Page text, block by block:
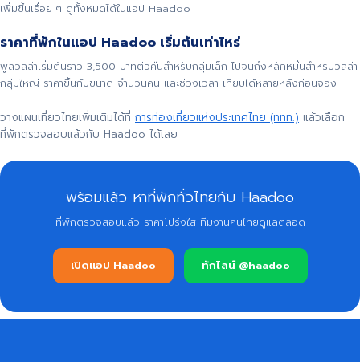
เพิ่มขึ้นเรื่อย ๆ ดูทั้งหมดได้ในแอป Haadoo
ราคาที่พักในแอป Haadoo เริ่มต้นเท่าไหร่
พูลวิลล่าเริ่มต้นราว 3,500 บาทต่อคืนสำหรับกลุ่มเล็ก ไปจนถึงหลักหมื่นสำหรับวิลล่า
กลุ่มใหญ่ ราคาขึ้นกับขนาด จำนวนคน และช่วงเวลา เทียบได้หลายหลังก่อนจอง
วางแผนเที่ยวไทยเพิ่มเติมได้ที่ การท่องเที่ยวแห่งประเทศไทย (ททท.) แล้วเลือก
ที่พักตรวจสอบแล้วกับ Haadoo ได้เลย
พร้อมแล้ว หาที่พักทั่วไทยกับ Haadoo
ที่พักตรวจสอบแล้ว ราคาโปร่งใส ทีมงานคนไทยดูแลตลอด
เปิดแอป Haadoo ทักไลน์ @haadoo